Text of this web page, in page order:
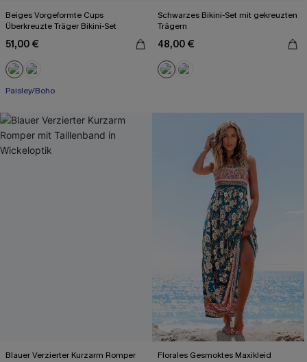
Beiges Vorgeformte Cups
Überkreuzte Träger Bikini-Set
51,00 €
Paisley/Boho
Schwarzes Bikini-Set mit gekreuzten
Trägern
48,00 €
Blauer Verzierter Kurzarm Romper
Florales Gesmoktes Maxikleid